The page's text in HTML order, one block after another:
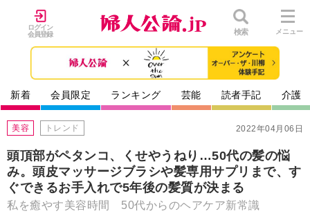
ログイン
会員登録
検索 メニュー
新着 会員限定 ランキング 芸能 読者手記 介護
2022年04月06日
美容 トレンド
頭頂部がペタンコ、くせやうねり…50代の髪の悩
み。頭皮マッサージブラシや髪専用サプリまで、す
ぐできるお手入れで5年後の髪質が決まる
私を癒やす美容時間 50代からのヘアケア新常識